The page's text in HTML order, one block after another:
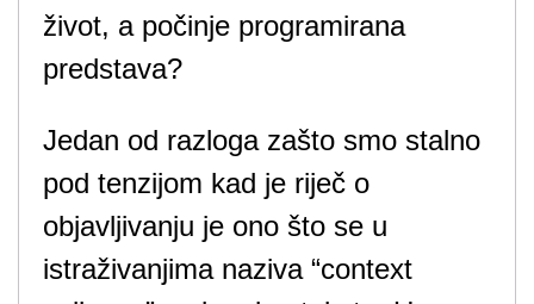
život, a počinje programirana
predstava?
Jedan od razloga zašto smo stalno
pod tenzijom kad je riječ o
objavljivanju je ono što se u
istraživanjima naziva “context